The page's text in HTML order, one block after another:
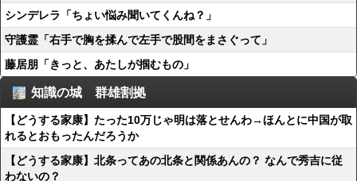
シンデレラ「ちょい悩み聞いてくんね？」
守護霊「右手で胸を揉んで左手で股間をまさぐって」
藤居朋「きっと、あたしが掴むもの」
知識の城 群雄割拠
【どうする家康】たった10万じゃ明は落とせんわ→ほんとに中国が取
れるとおもったんだろうか
【どうする家康】北条ってあの北条と関係あんの？ なんで秀吉に従
わないの？